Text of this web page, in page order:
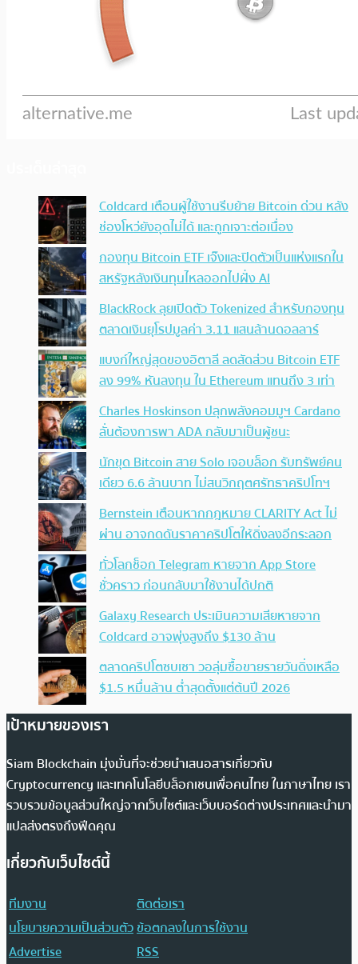
Coldcard เตือนผู้ใช้งานรีบย้าย Bitcoin ด่วน หลัง
ช่องโหว่ยังอุดไม่ได้ และถูกเจาะต่อเนื่อง
กองทุน Bitcoin ETF เจ๊งและปิดตัวเป็นแห่งแรกใน
สหรัฐหลังเงินทุนไหลออกไปฝั่ง AI
BlackRock ลุยเปิดตัว Tokenized สำหรับกองทุน
ตลาดเงินยุโรปมูลค่า 3.11 แสนล้านดอลลาร์
แบงก์ใหญ่สุดของอิตาลี ลดสัดส่วน Bitcoin ETF
ลง 99% หันลงทุน ใน Ethereum แทนถึง 3 เท่า
Charles Hoskinson ปลุกพลังคอมมูฯ Cardano
ลั่นต้องการพา ADA กลับมาเป็นผู้ชนะ
นักขุด Bitcoin สาย Solo เจอบล็อก รับทรัพย์คน
เดียว 6.6 ล้านบาท ไม่สนวิกฤตศรัทธาคริปโทฯ
Bernstein เตือนหากกฎหมาย CLARITY Act ไม่
ผ่าน อาจกดดันราคาคริปโตให้ดิ่งลงอีกระลอก
ทั่วโลกช็อก Telegram หายจาก App Store
ชั่วคราว ก่อนกลับมาใช้งานได้ปกติ
Galaxy Research ประเมินความเสียหายจาก
Coldcard อาจพุ่งสูงถึง $130 ล้าน
ตลาดคริปโตซบเซา วอลุ่มซื้อขายรายวันดิ่งเหลือ
$1.5 หมื่นล้าน ต่ำสุดตั้งแต่ต้นปี 2026
เป้าหมายของเรา
Siam Blockchain มุ่งมั่นที่จะช่วยนำเสนอสารเกี่ยวกับ
Cryptocurrency และเทคโนโลยีบล็อกเชนเพื่อคนไทย ในภาษาไทย เรา
รวบรวมข้อมูลส่วนใหญ่จากเว็บไซต์และเว็บบอร์ดต่างประเทศและนำมา
แปลส่งตรงถึงฟีดคุณ
เกี่ยวกับเว็บไซต์นี้
ทีมงาน
ติดต่อเรา
นโยบายความเป็นส่วนตัวข้อตกลงในการใช้งาน
Advertise
RSS